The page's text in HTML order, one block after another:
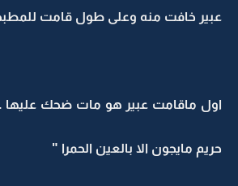
عبير خافت منه وعلى طول قامت
اول ماقامت عبير هو مات ضحك
حريم مايجون الا بالعين الحمرا "